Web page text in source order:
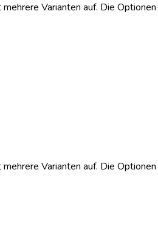
Varianten auf. Die
Varianten auf. Die